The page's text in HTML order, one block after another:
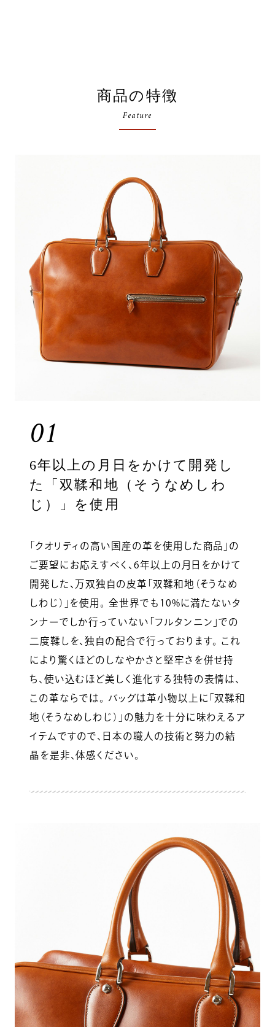
商品の特徴
Feature
01
6年以上の月日をかけて開発し
た「双鞣和地（そうなめしわ
じ）」を使用
「クオリティの高い国産の革を使用した商品」の
ご要望にお応えすべく、6年以上の月日をかけて
開発した、万双独自の皮革「双鞣和地（そうなめ
しわじ）」を使用。 全世界でも10%に満たないタ
ンナーでしか行っていない「フルタンニン」での
二度鞣しを、独自の配合で行っております。 これ
により驚くほどのしなやかさと堅牢さを併せ持
ち、使い込むほど美しく進化する独特の表情は、
この革ならでは。 バッグは革小物以上に「双鞣和
地（そうなめしわじ）」の魅力を十分に味わえるア
イテムですので、日本の職人の技術と努力の結
晶を是非、体感ください。